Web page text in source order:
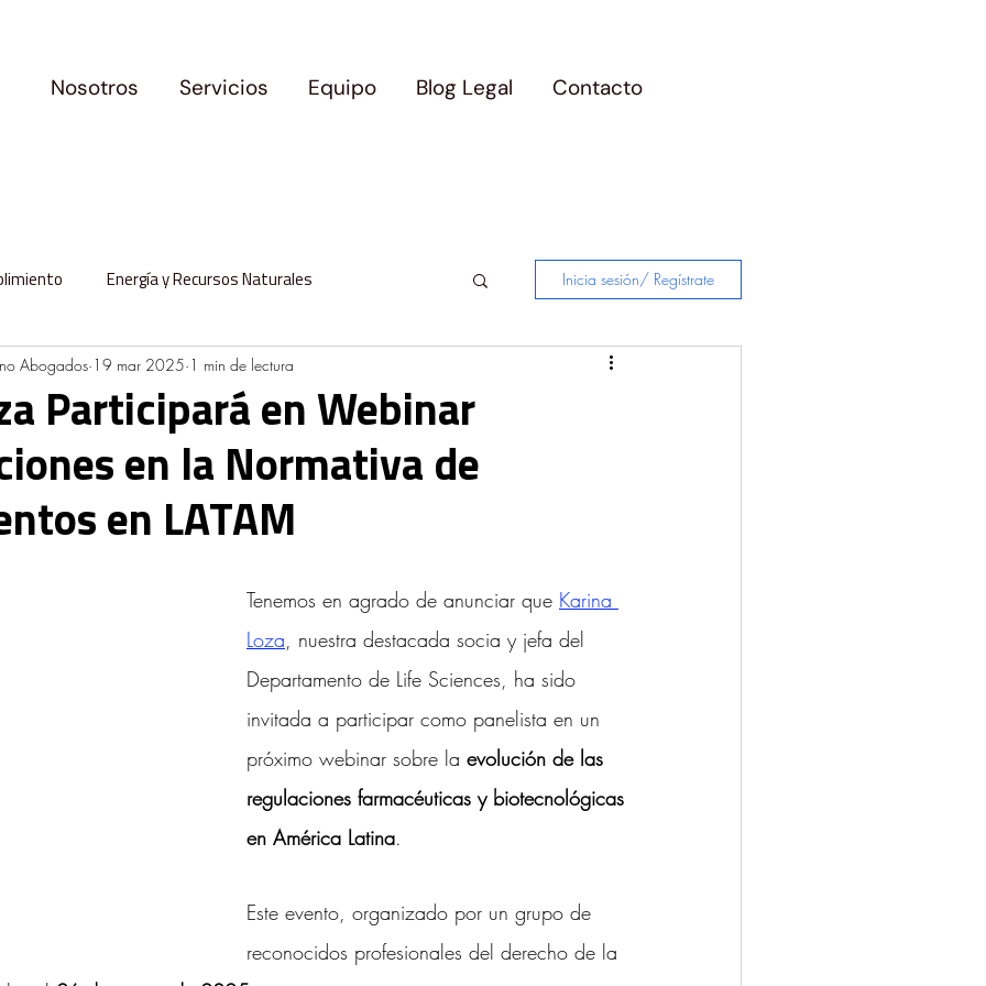
Nosotros Servicios Equipo Blog Legal Contacto
Energía y Recursos Naturales
Protección de Datos Personales
y Movilidad Logros y Precedentes
Intelectual y Mercado
Inicia sesión/ Regístrate
Participará en Webinar
en la Normativa de
en LATAM
Abogados 19 mar 2025 1 min de lectura
Tenemos en agrado de anunciar que Karina
Loza, nuestra destacada socia y jefa del
Departamento de Life Sciences, ha sido
invitada a participar como panelista en un
próximo webinar sobre la evolución de las
regulaciones farmacéuticas y biotecnológicas
en América Latina.
Este evento, organizado por un grupo de
reconocidos profesionales del derecho de la